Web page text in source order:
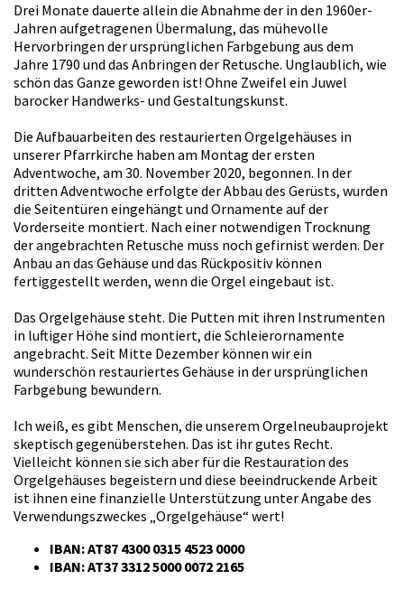
Drei Monate dauerte allein die Abnahme der in den 1960er-
Jahren aufgetragenen Übermalung, das mühevolle
Hervorbringen der ursprünglichen Farbgebung aus dem
Jahre 1790 und das Anbringen der Retusche. Unglaublich, wie
schön das Ganze geworden ist! Ohne Zweifel ein Juwel
barocker Handwerks- und Gestaltungskunst.
Die Aufbauarbeiten des restaurierten Orgelgehäuses in
unserer Pfarrkirche haben am Montag der ersten
Adventwoche, am 30. November 2020, begonnen. In der
dritten Adventwoche erfolgte der Abbau des Gerüsts, wurden
die Seitentüren eingehängt und Ornamente auf der
Vorderseite montiert. Nach einer notwendigen Trocknung
der angebrachten Retusche muss noch gefirnist werden. Der
Anbau an das Gehäuse und das Rückpositiv können
fertiggestellt werden, wenn die Orgel eingebaut ist.
Das Orgelgehäuse steht. Die Putten mit ihren Instrumenten
in luftiger Höhe sind montiert, die Schleierornamente
angebracht. Seit Mitte Dezember können wir ein
wunderschön restauriertes Gehäuse in der ursprünglichen
Farbgebung bewundern.
Ich weiß, es gibt Menschen, die unserem Orgelneubauprojekt
skeptisch gegenüberstehen. Das ist ihr gutes Recht.
Vielleicht können sie sich aber für die Restauration des
Orgelgehäuses begeistern und diese beeindruckende Arbeit
ist ihnen eine finanzielle Unterstützung unter Angabe des
Verwendungszweckes „Orgelgehäuse“ wert!
IBAN: AT87 4300 0315 4523 0000
IBAN: AT37 3312 5000 0072 2165